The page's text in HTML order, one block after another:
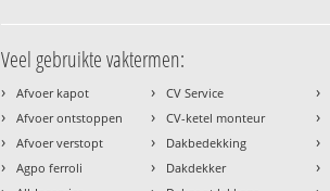
Veel gebruikte vaktermen:
› Afvoer kapot
› Afvoer ontstoppen
› Afvoer verstopt
› Agpo ferroli
› CV Service
› CV-ketel monteur
› Dakbedekking
› Dakdekker
›
›
›
›